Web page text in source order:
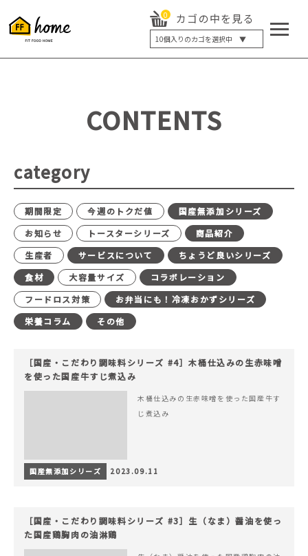
0 カゴの中を見る
10個入りのカゴを選択中 ▼
5個入り
20個入り
最大12%OFF
CONTENTS
category
期間限定 今週のトクだ値
国産無添加シリーズ
お知らせ
トースターシリーズ
商品紹介
生産者
サービスについて
ちょうど良いシリーズ
食材
大容量サイズ
コラボレーション
フードロス対策
お弁当にも！冷凍おかずシリーズ
栄養コラム
その他
［国産・こだわり調味料シリーズ #4］木桶仕込みの生赤味噌
を使った国産牛すじ煮込み
木桶仕込みの生赤味噌を使った国産牛す
じ煮込み
国産無添加シリーズ 2023.09.11
［国産・こだわり調味料シリーズ #3］生（なま）醤油を使っ
た国産鶏胸肉の油淋鶏